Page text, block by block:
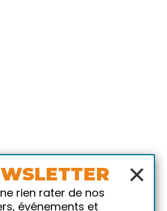
×
rien rater de nos
événements et